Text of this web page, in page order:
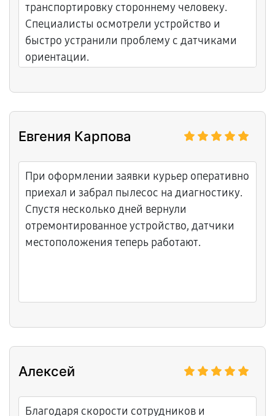
транспортировку стороннему человеку.
Специалисты осмотрели устройство и
быстро устранили проблему с датчиками
ориентации.
Евгения Карпова
При оформлении заявки курьер оперативно
приехал и забрал пылесос на диагностику.
Спустя несколько дней вернули
отремонтированное устройство, датчики
местоположения теперь работают.
Алексей
Благодаря скорости сотрудников и